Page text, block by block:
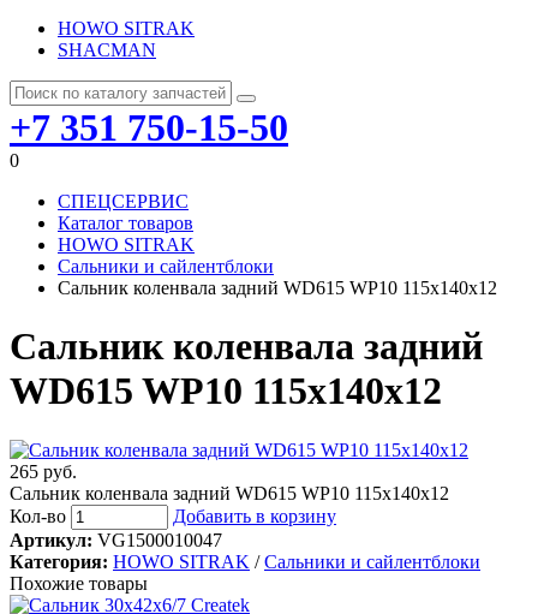
HOWO SITRAK
SHACMAN
+7 351 750-15-50
0
СПЕЦСЕРВИС
Каталог товаров
HOWO SITRAK
Сальники и сайлентблоки
Сальник коленвала задний WD615 WP10 115х140х12
Сальник коленвала задний
WD615 WP10 115х140х12
265 руб.
Сальник коленвала задний WD615 WP10 115х140х12
Кол-во
Добавить в корзину
Артикул: VG1500010047
Категория: HOWO SITRAK /Сальники и сайлентблоки
Похожие товары